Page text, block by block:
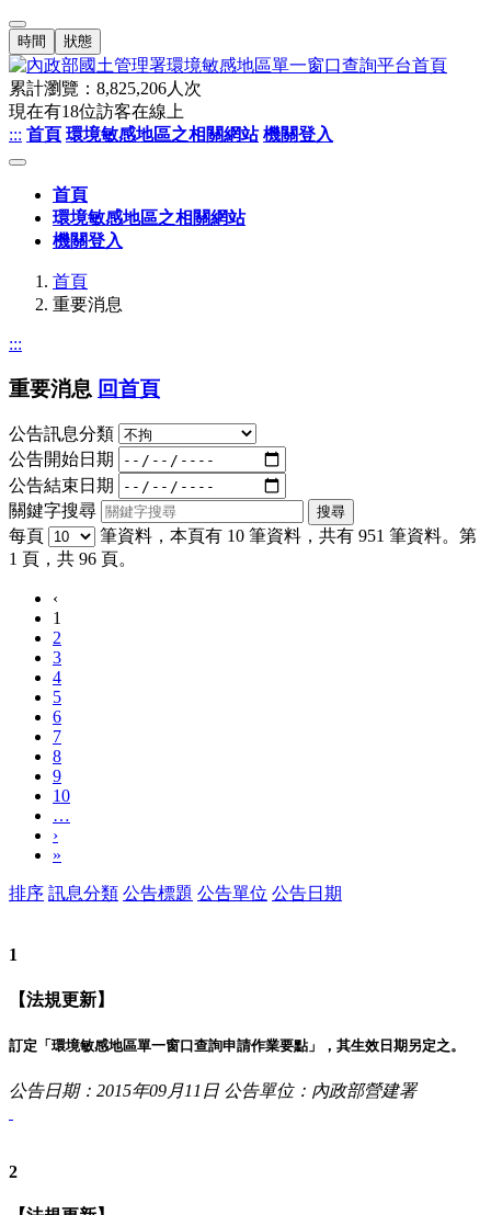
時間 狀態
累計瀏覽： 8,825,206人次
現在有18位訪客在線上
::: 首頁 環境敏感地區之相關網站 機關登入
首頁
環境敏感地區之相關網站
機關登入
首頁
重要消息
:::
重要消息 回首頁
公告訊息分類
公告開始日期
公告結束日期
關鍵字搜尋
每頁
筆資料，本頁有 10 筆資料，共有 951 筆資料。第
1 頁，共 96 頁。
‹
1
2
3
4
5
6
7
8
9
10
…
›
»
排序 訊息分類 公告標題 公告單位 公告日期
1
【法規更新】
訂定「環境敏感地區單一窗口查詢申請作業要點」，其生效日期另定之。
公告日期：2015年09月11日 公告單位：內政部營建署
2